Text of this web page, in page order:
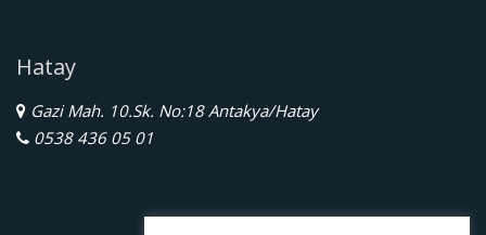
Hatay
Gazi Mah. 10.Sk. No:18 Antakya/Hatay
0538 436 05 01